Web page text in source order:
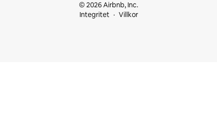
© 2026 Airbnb, Inc.
Integritet
Villkor